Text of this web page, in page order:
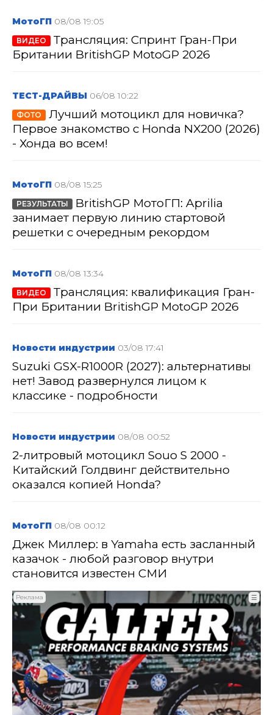
МотоГП 08/08 19:05
ВИДЕО
Трансляция: Спринт Гран-При
Британии BritishGP MotoGP 2026
ТЕСТ-ДРАЙВЫ 06/08 10:22
ФОТО
Лучший мотоцикл для новичка?
Первое знакомство с Honda NX200 (2026)
- Хонда во всем!
МотоГП 08/08 15:25
РЕЗУЛЬТАТЫ
BritishGP МотоГП: Aprilia
занимает первую линию стартовой
решетки с очередным рекордом
МотоГП 08/08 13:34
ВИДЕО
Трансляция: квалификация Гран-
При Британии BritishGP MotoGP 2026
Новости индустрии 03/08 17:41
Suzuki GSX-R1000R (2027): альтернативы
нет! Завод развернулся лицом к
классике - подробности
Новости индустрии 08/08 00:52
2-литровый мотоцикл Souo S 2000 -
Китайский Голдвинг действительно
оказался копией Honda?
МотоГП 08/08 00:12
Джек Миллер: в Yamaha есть засланный
казачок - любой разговор внутри
становится известен СМИ
Реклама ☰